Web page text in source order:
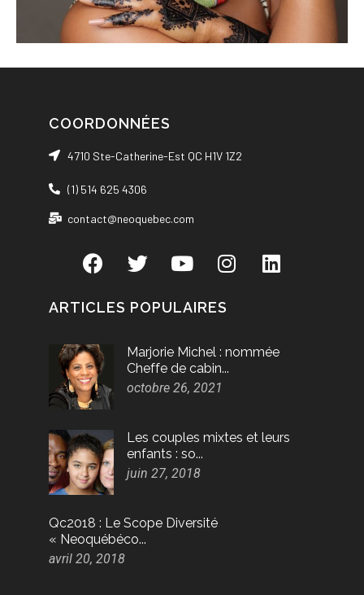
ARTICLES POPULAIRES
Marjorie Michel : nommée
Cheffe de cabin...
octobre 26, 2021
Les couples mixtes et leurs
enfants : so...
juin 27, 2018
Qc2018 : Le Scope Diversité
« Neoquébéco...
avril 20, 2018
COORDONNÉES
4710 Ste-Catherine-Est QC H1V 1Z2
(1) 514 625 4306
contact@neoquebec.com